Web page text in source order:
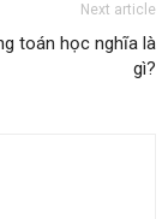
Next article
toán học nghĩa là
gì?